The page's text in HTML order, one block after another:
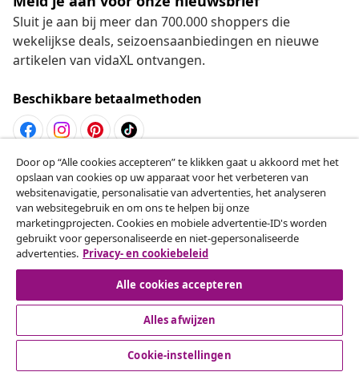
Sluit je aan bij meer dan 700.000 shoppers die
wekelijkse deals, seizoensaanbiedingen en nieuwe
artikelen van vidaXL ontvangen.
Beschikbare betaalmethoden
Herroeping van de overeenkomst
Een annulering voor je bestelling indienen
Herroeping van de overeenkomst
Klantenservice
Door op “Alle cookies accepteren” te klikken gaat u akkoord met het
opslaan van cookies op uw apparaat voor het verbeteren van
websitenavigatie, personalisatie van advertenties, het analyseren
van websitegebruik en om ons te helpen bij onze
marketingprojecten. Cookies en mobiele advertentie-ID's worden
gebruikt voor gepersonaliseerde en niet-gepersonaliseerde
advertenties. Privacy- en cookiebeleid
Alle cookies accepteren
Alles afwijzen
Cookie-instellingen